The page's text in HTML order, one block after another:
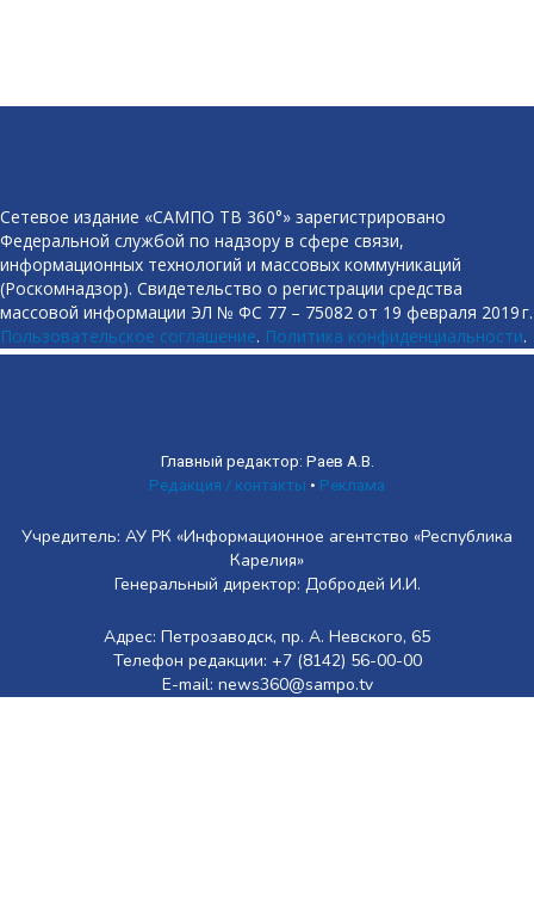
Сетевое издание «САМПО ТВ 360°» зарегистрировано
Федеральной службой по надзору в сфере связи,
информационных технологий и массовых коммуникаций
(Роскомнадзор). Свидетельство о регистрации средства
массовой информации ЭЛ № ФС 77 – 75082 от 19 февраля 2019 г.
Пользовательское соглашение. Политика конфиденциальности.
Главный редактор: Раев А.В.
Редакция / контакты • Реклама
Учредитель: АУ РК «Информационное агентство «Республика
Карелия»
Генеральный директор: Добродей И.И.
Адрес: Петрозаводск, пр. А. Невского, 65
Телефон редакции: +7 (8142) 56-00-00
E-mail: news360@sampo.tv